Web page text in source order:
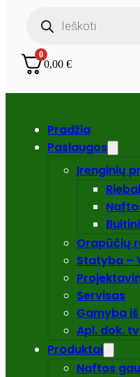
search
0
0,00 €
Pradžia
Paslaugos
Įrenginių
Orapūčių
Statyba –
Servisas
Gamyba
Apl. dok.
Produktai
Naftos